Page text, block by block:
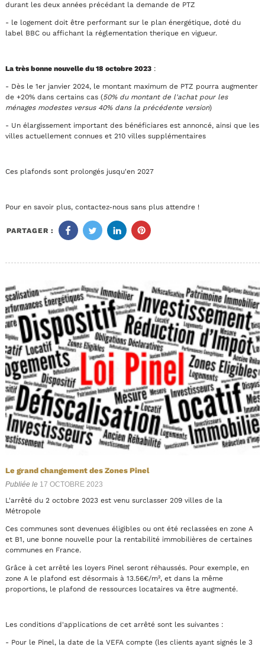
durant les deux années précédant la demande de PTZ
- le logement doit être performant sur le plan énergétique, doté du
label BBC ou affichant la réglementation therique en vigueur.
La très bonne nouvelle du 18 octobre 2023:
- Dès le 1er janvier 2024, le montant maximum de PTZ pourra augmenter
de +20% dans certains cas (50% du montant de l'achat pour les
ménages modestes versus 40% dans la précédente version)
- Un élargissement important des bénéficiares est annoncé, ainsi que les
villes actuellement connues et 210 villes supplémentaires
Ces plafonds sont prolongés jusqu'en 2027
Pour en savoir plus, contactez-nous sans plus attendre !
PARTAGER :
Le grand changement des Zones Pinel
Publiée le 17 OCTOBRE 2023
L'arrêté du 2 octobre 2023 est venu surclasser 209 villes de la
Métropole
Ces communes sont devenues éligibles ou ont été reclassées en zone A
et B1, une bonne nouvelle pour la rentabilité immobilières de certaines
communes en France.
Grâce à cet arrêté les loyers Pinel seront réhaussés. Pour exemple, en
zone A le plafond est désormais à 13.56€/m², et dans la même
proportions, le plafond de ressources locataires va être augmenté.
Les conditions d'applications de cet arrêté sont les suivantes :
- Pour le Pinel, la date de la VEFA compte (les clients ayant signés le 3